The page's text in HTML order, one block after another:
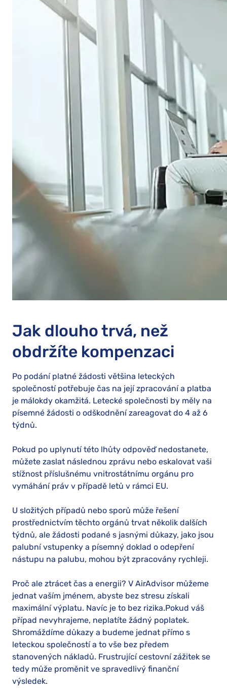
Jak dlouho trvá, než
obdržíte kompenzaci
Po podání platné žádosti většina leteckých
společností potřebuje čas na její zpracování a platba
je málokdy okamžitá. Letecké společnosti by měly na
písemné žádosti o odškodnění zareagovat do 4 až 6
týdnů.
Pokud po uplynutí této lhůty odpověď nedostanete,
můžete zaslat následnou zprávu nebo eskalovat vaši
stížnost příslušnému vnitrostátnímu orgánu pro
vymáhání práv v případě letů v rámci EU.
U složitých případů nebo sporů může řešení
prostřednictvím těchto orgánů trvat několik dalších
týdnů, ale žádosti podané s jasnými důkazy, jako jsou
palubní vstupenky a písemný doklad o odepření
nástupu na palubu, mohou být zpracovány rychleji.
Proč ale ztrácet čas a energii? V AirAdvisor můžeme
jednat vaším jménem, abyste bez stresu získali
maximální výplatu. Navíc je to bez rizika.Pokud váš
případ nevyhrajeme, neplatíte žádný poplatek.
Shromáždíme důkazy a budeme jednat přímo s
leteckou společností a to vše bez předem
stanovených nákladů. Frustrující cestovní zážitek se
tedy může proměnit ve spravedlivý finanční
výsledek.